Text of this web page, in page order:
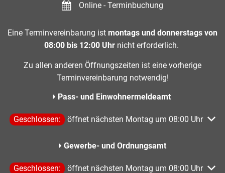
Online - Terminbuchung
Eine Terminvereinbarung ist montags und donnerstags von
08:00 bis 12:00 Uhr nicht erforderlich.
Zu allen anderen Öffnungszeiten ist eine vorherige
Terminvereinbarung notwendig!
Pass- und Einwohnermeldeamt
Klicken, um weitere Öffnungs- oder Schließzeiten
Geschlossen: öffnet nächsten Montag um 08:00 Uhr
Gewerbe- und Ordnungsamt
Klicken, um weitere Öffnungs- oder Schließzeiten
Geschlossen: öffnet nächsten Montag um 08:00 Uhr